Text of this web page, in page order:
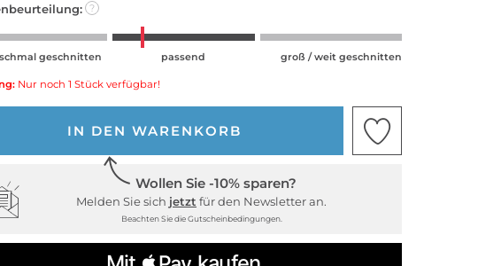
?
geschnitten passend groß / weit geschnitten
Nur noch 1 Stück verfügbar!
IN DEN WARENKORB
Wollen Sie -10% sparen?
Melden Sie sich jetzt für den Newsletter an.
Beachten Sie die Gutscheinbedingungen.